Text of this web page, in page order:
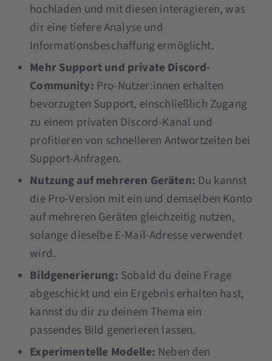
hochladen und mit diesen interagieren, was
dir eine tiefere Analyse und
Informationsbeschaffung ermöglicht​​.
Mehr Support und private Discord-
Community: Pro-Nutzer:innen erhalten
bevorzugten Support, einschließlich Zugang
zu einem privaten Discord-Kanal und
profitieren von schnelleren Antwortzeiten bei
Support-Anfragen​​​​.
Nutzung auf mehreren Geräten: Du kannst
die Pro-Version mit ein und demselben Konto
auf mehreren Geräten gleichzeitig nutzen,
solange dieselbe E-Mail-Adresse verwendet
wird​​.
Bildgenerierung: Sobald du deine Frage
abgeschickt und ein Ergebnis erhalten hast,
kannst du dir zu deinem Thema ein
passendes Bild generieren lassen.
Experimentelle Modelle: Neben den